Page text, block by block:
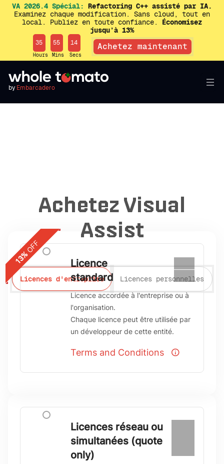
VA 2026.4 Spécial: Refactoring C++ assisté par IA.
Examinez chaque modification. Sans cloud, tout en
local. Publiez en toute confiance. Économisez
jusqu’à 13%
35
Hours
55
Mins
14
Secs
Achetez maintenant
by Embarcadero
Achetez Visual
Assist
Licences d'entreprise Licences personnelles
13%
OFF
Licence
standard
€226
Licence accordée à l'entreprise ou à
l'organisation.
Chaque licence peut être utilisée par
un développeur de cette entité.
Terms and Conditions
Licences réseau ou
simultanées (quote
only)